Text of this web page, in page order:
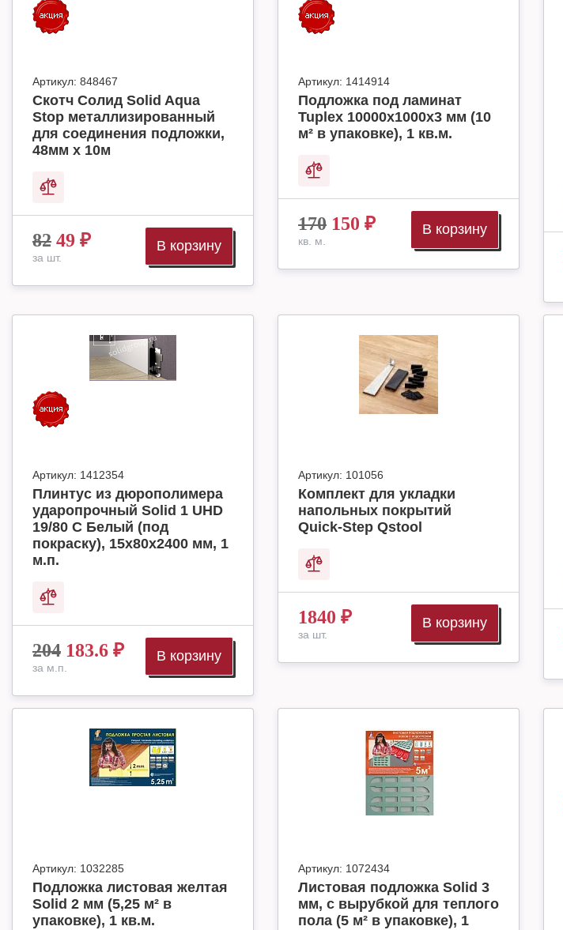
Артикул: 848467
Скотч Солид Solid Aqua
Stop металлизированный
для соединения подложки,
48мм х 10м
82 49 ₽
за шт.
В корзину
Артикул: 1414914
Подложка под ламинат
Tuplex 10000x1000x3 мм (10
м² в упаковке), 1 кв.м.
170 150 ₽
кв. м.
В корзину
Артикул: 1412354
Плинтус из дюрополимера
ударопрочный Solid 1 UHD
19/80 C Белый (под
покраску), 15х80х2400 мм, 1
м.п.
204 183.6 ₽
за м.п.
В корзину
Артикул: 101056
Комплект для укладки
напольных покрытий
Quick-Step Qstool
1840 ₽
за шт.
В корзину
Артикул: 1032285
Подложка листовая желтая
Solid 2 мм (5,25 м² в
упаковке), 1 кв.м.
Артикул: 1072434
Листовая подложка Solid 3
мм, с вырубкой для теплого
пола (5 м² в упаковке), 1